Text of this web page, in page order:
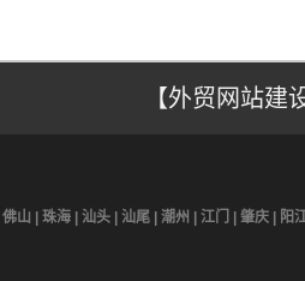
载缓慢的网站，会使谷歌不
【外贸网站
山 | 珠海 | 汕头 | 汕尾 | 潮州 | 江门 | 肇庆 | 阳